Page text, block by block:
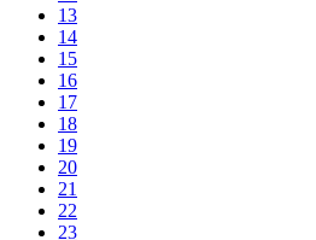
13
14
15
16
17
18
19
20
21
22
23